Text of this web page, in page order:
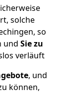
solche
so
und Sie zu
verläuft
, und
können,